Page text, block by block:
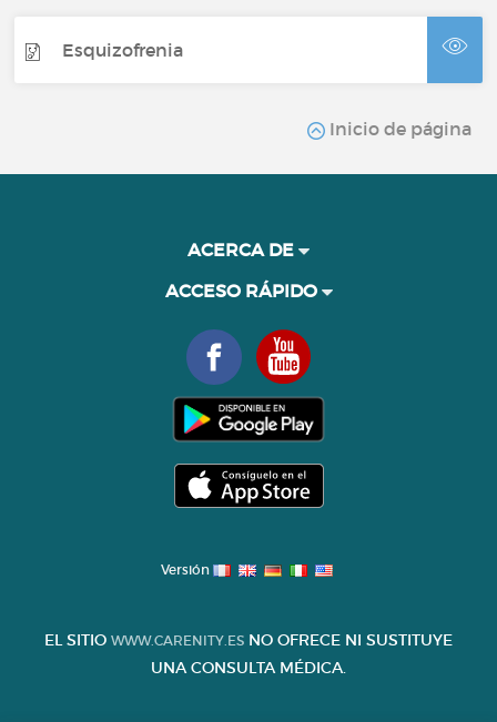
Esquizofrenia
Inicio de página
ACERCA DE
ACCESO RÁPIDO
Versión
EL SITIO WWW.CARENITY.ES NO OFRECE NI SUSTITUYE
UNA CONSULTA MÉDICA.